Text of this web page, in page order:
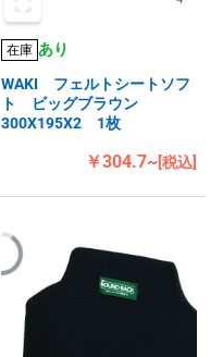
在庫 あり
WAKI フェルトシートソフ
ト ビッグブラウン
300X195X2 1枚
￥304.7~[税込]